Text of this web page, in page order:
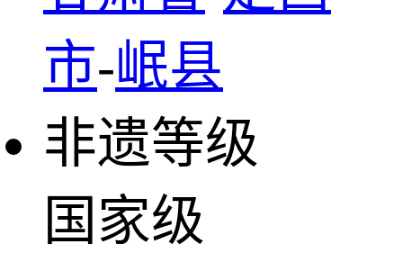
市-岷县
非遗等级
国家级